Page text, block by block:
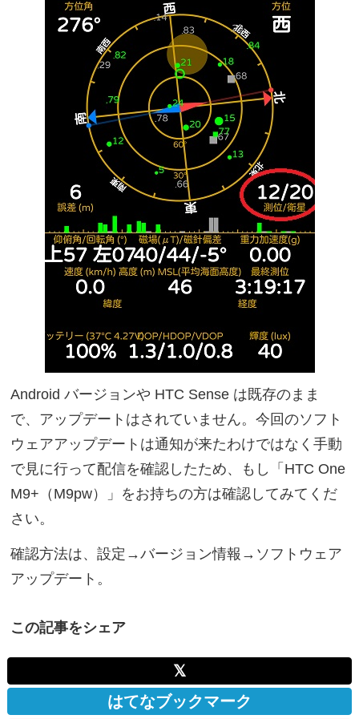
Android バージョンや HTC Sense は既存のまま
で、アップデートはされていません。今回のソフト
ウェアアップデートは通知が来たわけではなく手動
で見に行って配信を確認したため、もし「HTC One
M9+（M9pw）」をお持ちの方は確認してみてくだ
さい。
確認方法は、設定→バージョン情報→ソフトウェア
アップデート。
この記事をシェア
𝕏
はてなブックマーク